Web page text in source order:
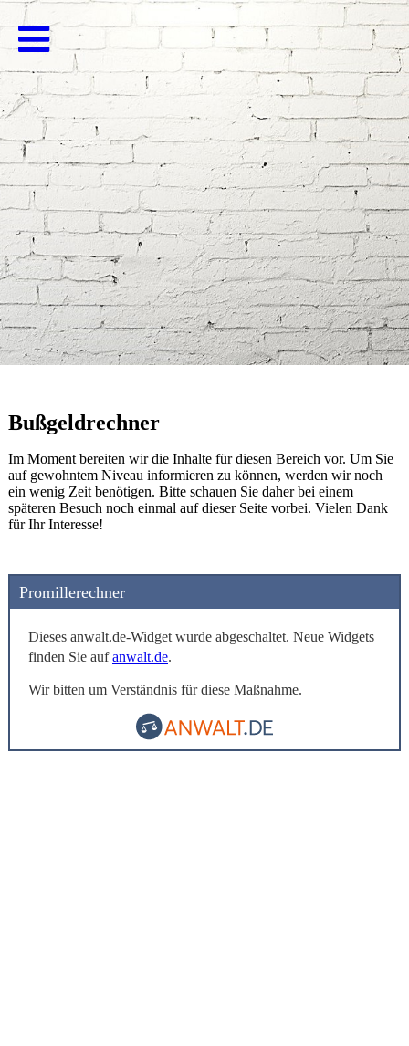
Bußgeldrechner
Im Moment bereiten wir die Inhalte für diesen Bereich vor. Um Sie
auf gewohntem Niveau informieren zu können, werden wir noch
ein wenig Zeit benötigen. Bitte schauen Sie daher bei einem
späteren Besuch noch einmal auf dieser Seite vorbei. Vielen Dank
für Ihr Interesse!